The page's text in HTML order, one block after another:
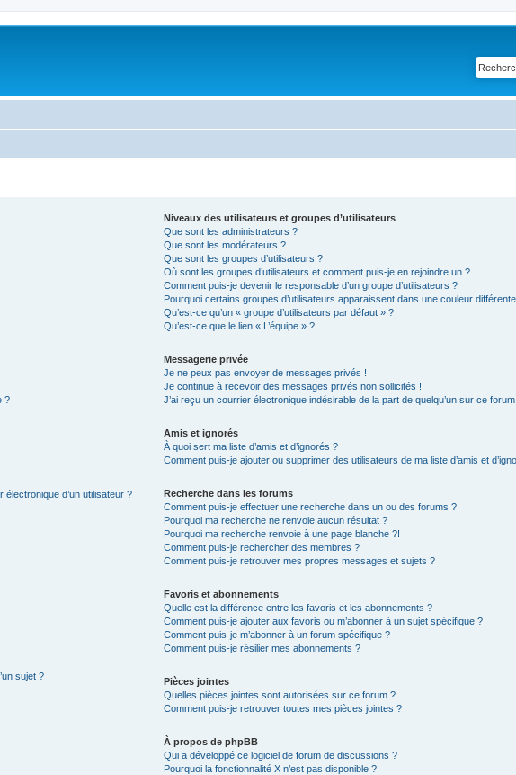
?
d’un utilisateur ?
sujet ?
Niveaux des utilisateurs et groupes d’utilisateurs
Que sont les administrateurs ?
Que sont les modérateurs ?
Que sont les groupes d’utilisateurs ?
Où sont les groupes d’utilisateurs et comment puis-je en rejoindre un ?
Comment puis-je devenir le responsable d’un groupe d’utilisateurs ?
Pourquoi certains groupes d’utilisateurs apparaissent dans une couleur
Qu’est-ce qu’un « groupe d’utilisateurs par défaut » ?
Qu’est-ce que le lien « L’équipe » ?
Messagerie privée
Je ne peux pas envoyer de messages privés !
Je continue à recevoir des messages privés non sollicités !
J’ai reçu un courrier électronique indésirable de la part de quelqu’un sur ce forum
Amis et ignorés
À quoi sert ma liste d’amis et d’ignorés ?
Comment puis-je ajouter ou supprimer des utilisateurs de ma liste d’amis et
Recherche dans les forums
Comment puis-je effectuer une recherche dans un ou des forums ?
Pourquoi ma recherche ne renvoie aucun résultat ?
Pourquoi ma recherche renvoie à une page blanche ?!
Comment puis-je rechercher des membres ?
Comment puis-je retrouver mes propres messages et sujets ?
Favoris et abonnements
Quelle est la différence entre les favoris et les abonnements ?
Comment puis-je ajouter aux favoris ou m’abonner à un sujet spécifique ?
Comment puis-je m’abonner à un forum spécifique ?
Comment puis-je résilier mes abonnements ?
Pièces jointes
Quelles pièces jointes sont autorisées sur ce forum ?
Comment puis-je retrouver toutes mes pièces jointes ?
À propos de phpBB
Qui a développé ce logiciel de forum de discussions ?
Pourquoi la fonctionnalité X n’est pas disponible ?